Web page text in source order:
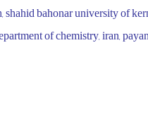
bahonar university of
of chemistry, iran,